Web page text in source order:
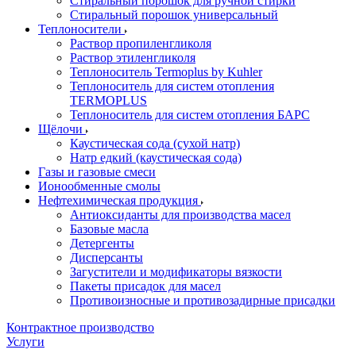
Стиральный порошок универсальный
Теплоносители
Раствор пропиленгликоля
Раствор этиленгликоля
Теплоноситель Termoplus by Kuhler
Теплоноситель для систем отопления
TERMOPLUS
Теплоноситель для систем отопления БАРС
Щёлочи
Каустическая сода (сухой натр)
Натр едкий (каустическая сода)
Газы и газовые смеси
Ионообменные смолы
Нефтехимическая продукция
Антиоксиданты для производства масел
Базовые масла
Детергенты
Дисперсанты
Загустители и модификаторы вязкости
Пакеты присадок для масел
Противоизносные и противозадирные присадки
Контрактное производство
Услуги